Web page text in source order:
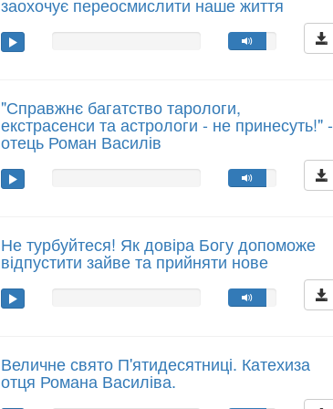
"Справжнє багатство тарологи,
екстрасенси та астрологи - не принесуть!" -
отець Роман Василів
Не турбуйтеся! Як довіра Богу допоможе
відпустити зайве та прийняти нове
Величне свято П'ятидесятниці. Катехиза
отця Романа Василіва.